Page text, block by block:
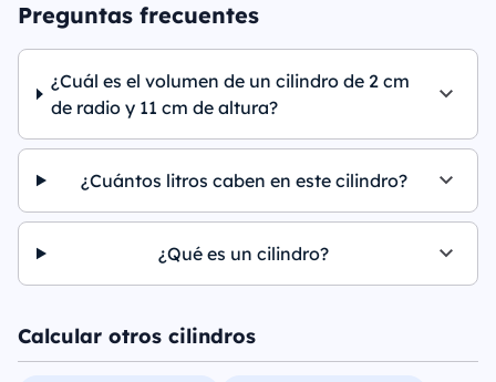
Preguntas frecuentes
¿Cuál es el volumen de un cilindro de 2 cm
de radio y 11 cm de altura?
¿Cuántos litros caben en este cilindro?
¿Qué es un cilindro?
Calcular otros cilindros